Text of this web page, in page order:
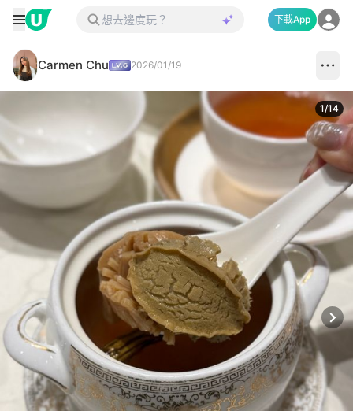
下載App
Carmen Chu 2026/01/19
1/14